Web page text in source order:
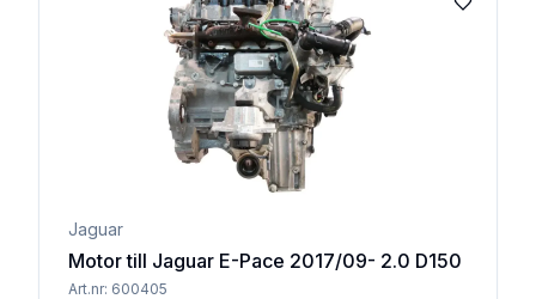
Lägg till
Jaguar
Motor till Jaguar E-Pace 2017/09- 2.0 D150
Art.nr: 600405